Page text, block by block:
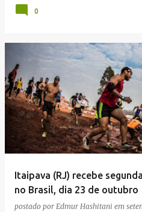
0
Itaipava (RJ) recebe
no Brasil, dia 23 de outubro
postado por Edmur Hashitani em